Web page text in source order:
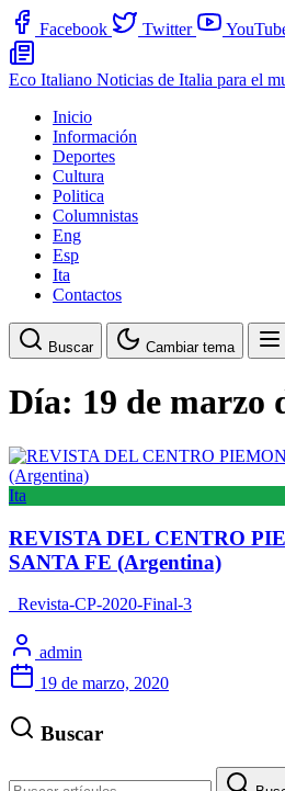
Facebook Twitter
Eco Italiano Noticias de Italia para el
Inicio
Información
Deportes
Cultura
Politica
Columnistas
Eng
Esp
Ita
Contactos
Buscar Cambiar tema
Día: 19 de marzo
Ita
REVISTA DEL CENTRO
SANTA FE (Argentina)
Revista-CP-2020-Final-3
admin
19 de marzo, 2020
Buscar